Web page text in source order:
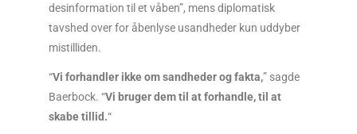
desinformation til et våben”, mens diplomatisk
tavshed over for åbenlyse usandheder kun uddyber
mistilliden.
“Vi forhandler ikke om sandheder og fakta,” sagde
Baerbock. “Vi bruger dem til at forhandle, til at
skabe tillid.“